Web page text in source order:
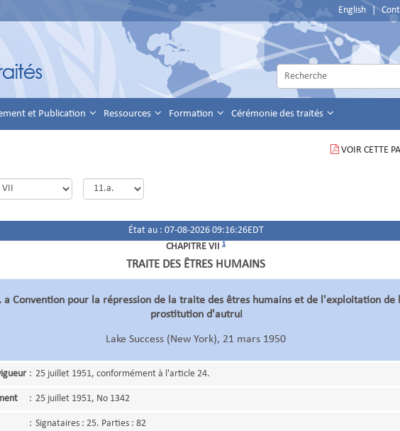
English |
et Publication Ressources Formation Cérémonie des traités
VOIR CETTE
État au : 07-08-2026 09:16:26EDT
CHAPITRE VII 1
TRAITE DES ÊTRES HUMAINS
a Convention pour la répression de la traite des êtres humains et de l'exploitation de
prostitution d'autrui
Lake Success (New York), 21 mars 1950
: 25 juillet 1951, conformément à l'article 24.
: 25 juillet 1951, No 1342
: Signataires : 25. Parties : 82